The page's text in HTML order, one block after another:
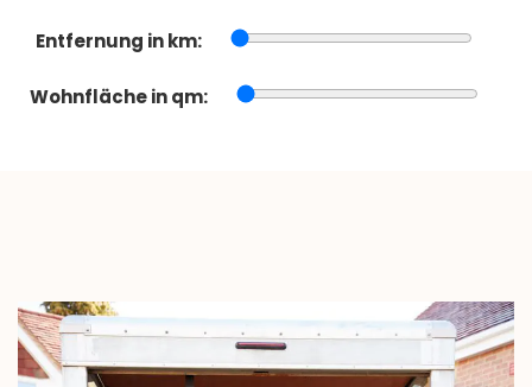
Entfernung in km:
Wohnfläche in qm: